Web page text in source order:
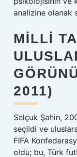
analizine olanak
MILLI
2011)
Selçuk Şahin,
seçildi ve
FIFA
oldu; bu, Türk